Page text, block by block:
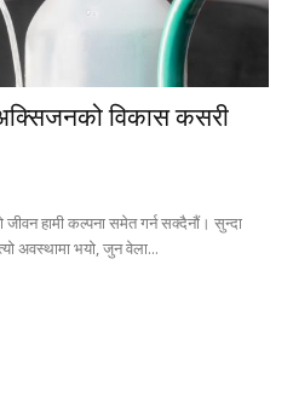
अक्सिजनको विकास कसरी
हामी कल्पना समेत गर्न सक्दैनौं। सुन्दा
अवस्थामा भयो, जुन वेला...